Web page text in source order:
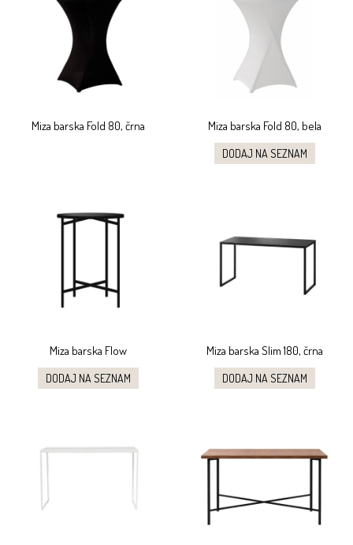
Miza barska Fold 80, črna Miza barska Fold 80, bela
DODAJ NA SEZNAM
Miza barska Flow
DODAJ NA SEZNAM
Miza barska Slim 180, črna
DODAJ NA SEZNAM